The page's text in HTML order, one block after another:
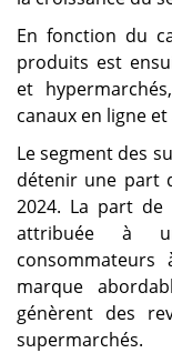
En fonction du
produits est
et
canaux en ligne
Le segment des
détenir une part
2024. La part
attribuée à
marque
génèrent des
supermarchés.